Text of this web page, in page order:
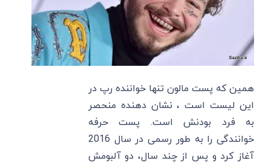
همین که پست مالون تنها خواننده رپ در
این لیست است ، نشان دهنده منحصر
به فرد بودنش است. پست حرفه
خوانندگی را به طور رسمی در سال 2016
آغاز کرد و پس از چند سال، دو آلبومش